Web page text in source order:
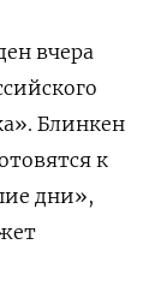
вчера
Блинкен
к
дни»,